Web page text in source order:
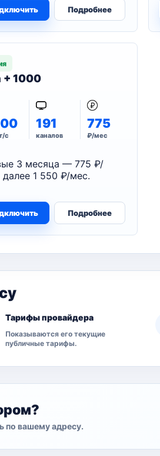
Подробнее
+ 1000
с
191
каналов
775
₽/мес
3 месяца — 775 ₽/
далее 1 550 ₽/мес.
Подробнее
Тарифы провайдера
Показываются его текущие
публичные тарифы.
по вашему адресу.